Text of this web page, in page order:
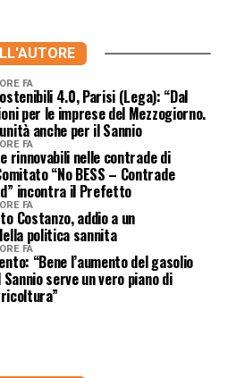
FA
4.0, Parisi (Lega): “Dal
per le imprese del Mezzogiorno.
anche per il Sannio
FA
rinnovabili nelle contrade di
“No BESS – Contrade
incontra il Prefetto
FA
Costanzo, addio a un
politica sannita
FA
“Bene l’aumento del gasolio
serve un vero piano di